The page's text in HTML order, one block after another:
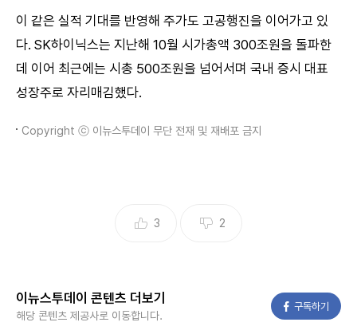
이 같은 실적 기대를 반영해 주가도 고공행진을 이어가고 있
다. SK하이닉스는 지난해 10월 시가총액 300조원을 돌파한
데 이어 최근에는 시총 500조원을 넘어서며 국내 증시 대표
성장주로 자리매김했다.
Copyright ⓒ 이뉴스투데이 무단 전재 및 재배포 금지
3 2
이뉴스투데이 콘텐츠 더보기
해당 콘텐츠 제공사로 이동합니다.
구독하기